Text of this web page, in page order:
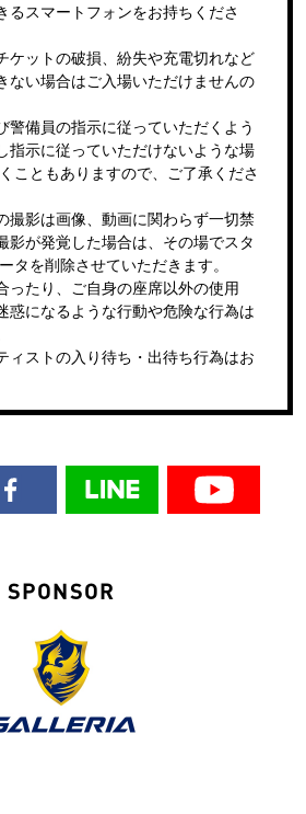
るスマートフォンをお持ちくださ
ケットの破損、紛失や充電切れなど
ない場合はご入場いただけませんの
備員の指示に従っていただくよう
指示に従っていただけないような場
こともありますので、ご了承くださ
撮影は画像、動画に関わらず一切禁
影が発覚した場合は、その場でスタ
タを削除させていただきます。
ったり、ご自身の座席以外の使用
惑になるような行動や危険な行為は
ィストの入り待ち・出待ち行為はお
SPONSOR